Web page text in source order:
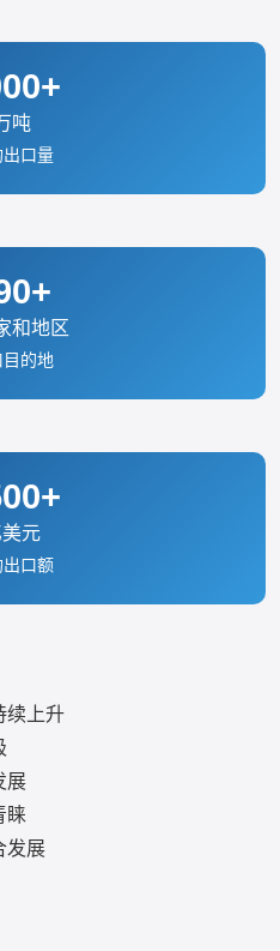
吨
出口量
和地区
目的地
元
出口额
续上升
展
睐
发展